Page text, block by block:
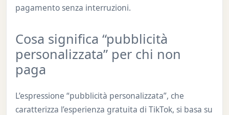
pagamento senza interruzioni.
Cosa significa “pubblicità
personalizzata” per chi non
paga
L’espressione “pubblicità personalizzata”, che
caratterizza l’esperienza gratuita di TikTok, si basa su